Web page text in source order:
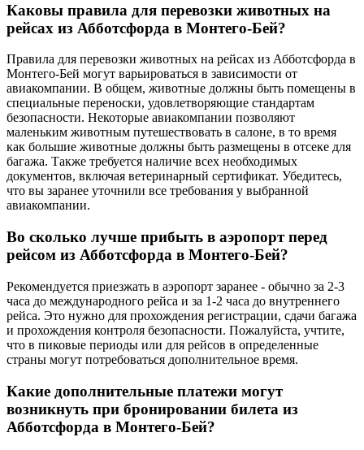
Каковы правила для перевозки животных на
рейсах из Абботсфорда в Монтего-Бей?
Правила для перевозки животных на рейсах из Абботсфорда в
Монтего-Бей могут варьироваться в зависимости от
авиакомпании. В общем, животные должны быть помещены в
специальные переноски, удовлетворяющие стандартам
безопасности. Некоторые авиакомпании позволяют
маленьким животным путешествовать в салоне, в то время
как большие животные должны быть размещены в отсеке для
багажа. Также требуется наличие всех необходимых
документов, включая ветеринарный сертификат. Убедитесь,
что вы заранее уточнили все требования у выбранной
авиакомпании.
Во сколько лучше прибыть в аэропорт перед
рейсом из Абботсфорда в Монтего-Бей?
Рекомендуется приезжать в аэропорт заранее - обычно за 2-3
часа до международного рейса и за 1-2 часа до внутреннего
рейса. Это нужно для прохождения регистрации, сдачи багажа
и прохождения контроля безопасности. Пожалуйста, учтите,
что в пиковые периоды или для рейсов в определенные
страны могут потребоваться дополнительное время.
Какие дополнительные платежи могут
возникнуть при бронировании билета из
Абботсфорда в Монтего-Бей?